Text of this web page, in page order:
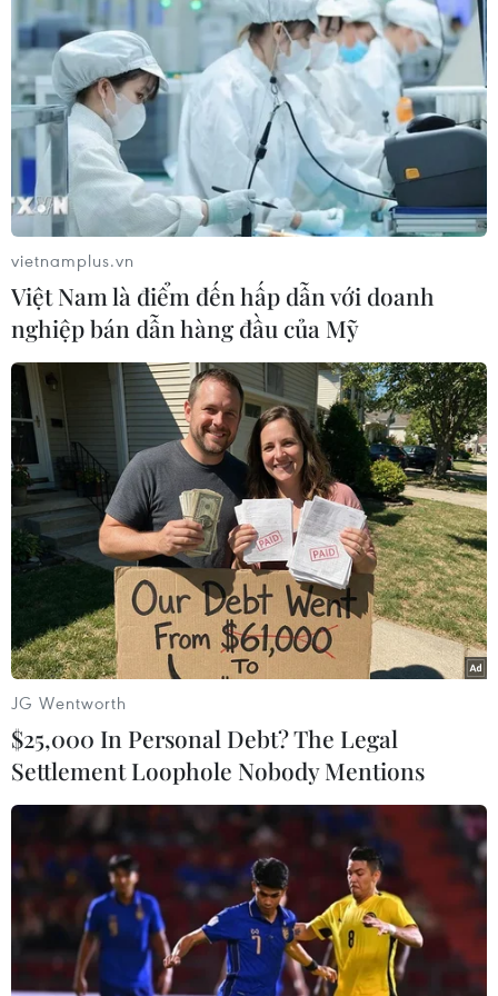
một cô dâu Việt bán dâm.
Cô dâu Việt bị bạo hành muốn ly dị chồng
và được quyền nuôi con
09/07/2019 12:24
Đại sứ quán Việt Nam tại Hàn Quốc đã làm việc với
các cơ quan chức năng tỉnh Nam Jeolla để hỗ trợ lãnh
sự đối với chị L.N.T.G, người bị chồng Hàn Quốc bạo
hành.
vietnamplus.vn
Việt Nam là điểm đến hấp dẫn với doanh
nghiệp bán dẫn hàng đầu của Mỹ
JG Wentworth
$25,000 In Personal Debt? The Legal
Settlement Loophole Nobody Mentions